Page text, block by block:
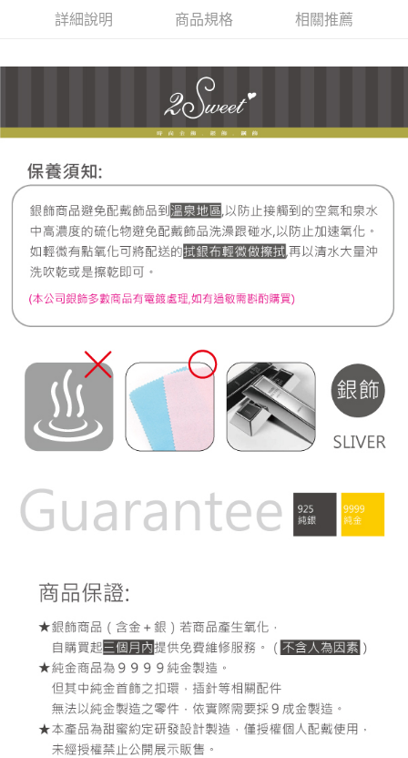
全家取貨付款
每筆NT$60，滿NT$1,000(含以上)免運費
宅配
每筆NT$80，滿NT$1,000(含以上)免運費
離島宅配
每筆NT$220，滿NT$3,000(含以上)免運費
詳細說明 商品規格 相關推薦